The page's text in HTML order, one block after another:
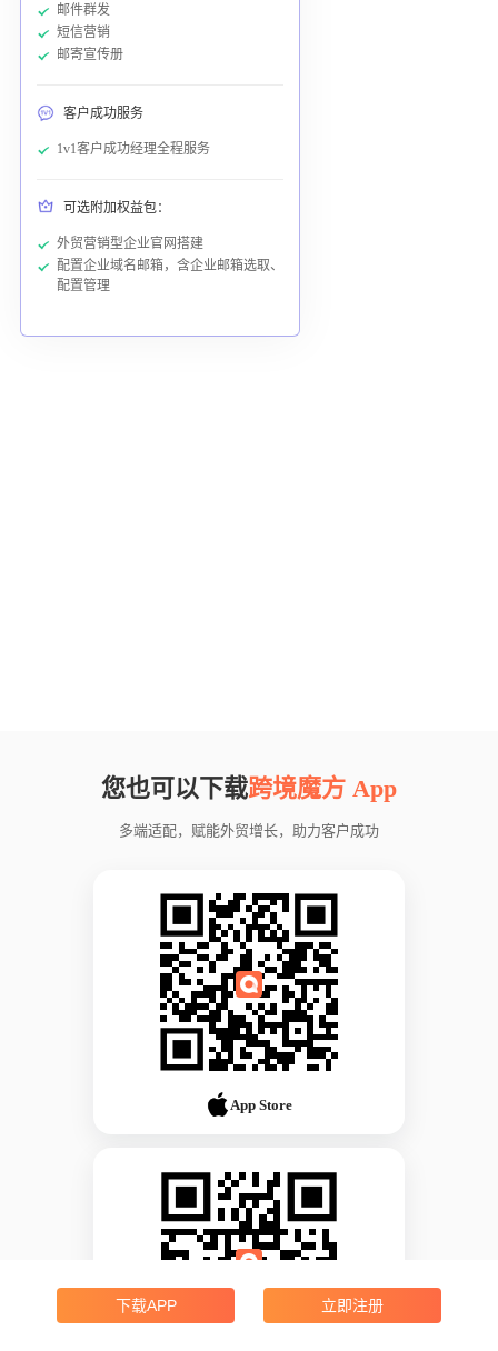
邮件群发
短信营销
邮寄宣传册
客户成功服务
1v1客户成功经理全程服务
可选附加权益包：
外贸营销型企业官网搭建
配置企业域名邮箱，含企业邮箱选取、
配置管理
您也可以下载跨境魔方 App
多端适配，赋能外贸增长，助力客户成功
App Store
下载APP 立即注册